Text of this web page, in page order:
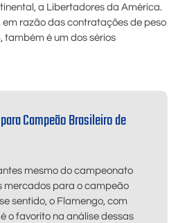
a Libertadores da América.
em razão das contratações de peso
também é um dos sérios
Campeão Brasileiro de
mesmo do campeonato
mercados para o campeão
sentido, o Flamengo, com
o favorito na análise dessas